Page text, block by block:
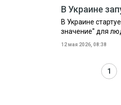
В Украине
В Украине
значение" для
12 мая 2026, 08:38
1